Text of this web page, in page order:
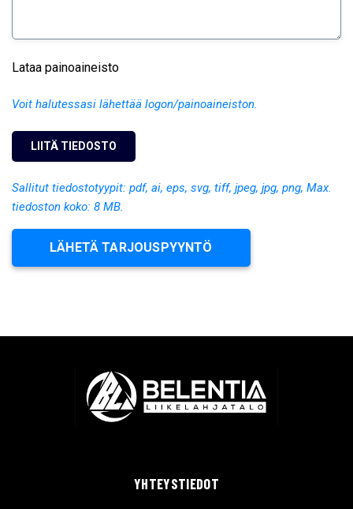
Lataa painoaineisto
Voit halutessasi lähettää logon/painoaineiston.
Sallitut tiedostotyypit: pdf, ai, eps, svg, tiff, jpeg, jpg, png, Max.
tiedoston koko: 8 MB.
LÄHETÄ TARJOUSPYYNTÖ
YHTEYSTIEDOT